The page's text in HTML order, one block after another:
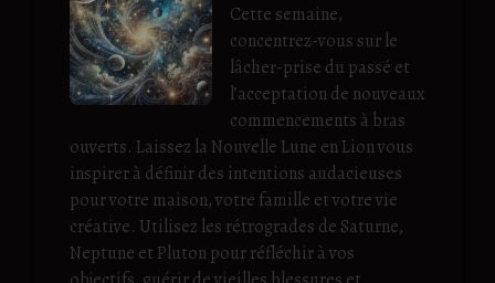
Cette semaine,
concentrez-vous sur le
lâcher-prise du passé et
l’acceptation de nouveaux
commencements à bras
ouverts. Laissez la Nouvelle Lune en Lion vous
inspirer à définir des intentions audacieuses
pour votre maison, votre famille et votre vie
créative. Utilisez les rétrogrades de Saturne,
Neptune et Pluton pour réfléchir à vos